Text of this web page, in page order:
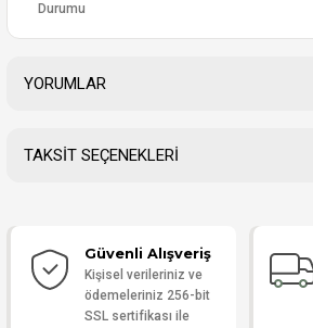
Durumu
YORUMLAR
Yorum Yaz
TAKSİT SEÇENEKLERİ
Güvenli Alışveriş
Kişisel verileriniz ve
ödemeleriniz 256-bit
SSL sertifikası ile